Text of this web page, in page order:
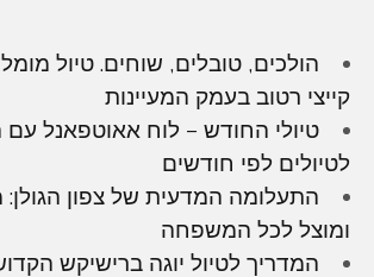
הולכים, טובלים, שוחים. טיול
קייצי רטוב בעמק המעיינות
טיולי החודש – לוח אאוטפאנל
לטיולים לפי חודשים
התעלומה המדעית של צפון הגולן:
ומוצל לכל המשפחה
המדריך לטיול יוגה ברישיקש